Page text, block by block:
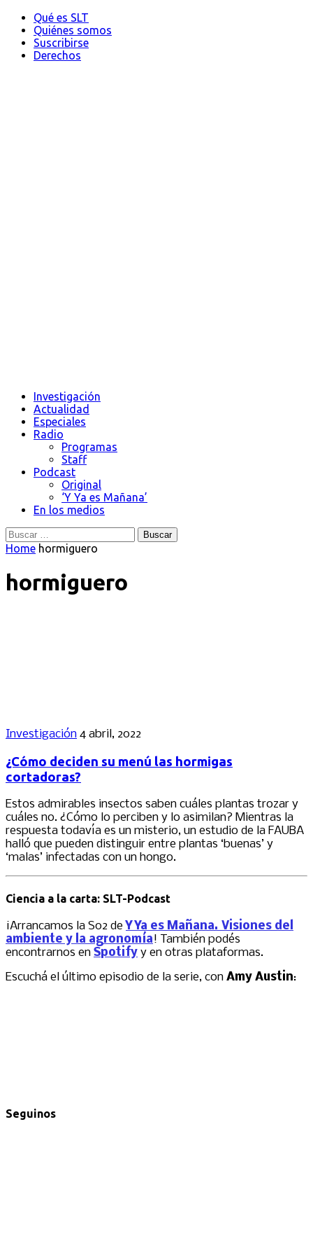
Qué es SLT
Quiénes somos
Suscribirse
Derechos
Investigación
Actualidad
Especiales
Radio
Programas
Staff
Podcast
Original
‘Y Ya es Mañana’
En los medios
Buscar:
Home hormiguero
hormiguero
Investigación 4 abril, 2022
¿Cómo deciden su menú las hormigas
cortadoras?
Estos admirables insectos saben cuáles plantas trozar y
cuáles no. ¿Cómo lo perciben y lo asimilan? Mientras la
respuesta todavía es un misterio, un estudio de la FAUBA
halló que pueden distinguir entre plantas ‘buenas’ y
‘malas’ infectadas con un hongo.
Ciencia a la carta: SLT-Podcast
¡Arrancamos la S02 deY Ya es Mañana. Visiones del
ambiente y la agronomía! También podés
encontrarnos en Spotify y en otras plataformas.
Escuchá el último episodio de la serie, con Amy Austin:
Seguinos